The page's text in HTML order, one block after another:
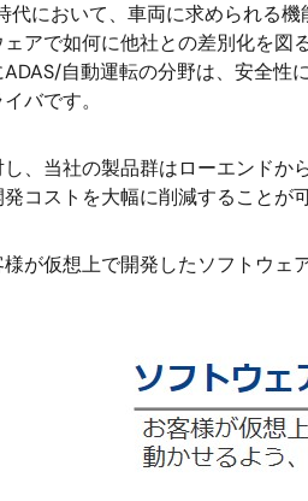
代において、車両に求められ
アで如何に他社との差別化を
自動運転の分野は、安全
バです。
、当社の製品群はローエンド
コストを大幅に削減することが
が仮想上で開発したソフトウ